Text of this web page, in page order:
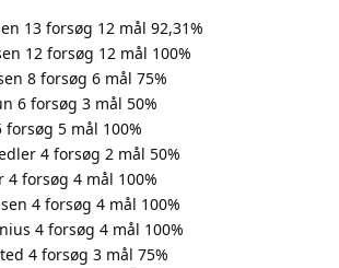
13 forsøg 12 mål 92,31%
12 forsøg 12 mål 100%
8 forsøg 6 mål 75%
6 forsøg 3 mål 50%
forsøg 5 mål 100%
4 forsøg 2 mål 50%
4 forsøg 4 mål 100%
4 forsøg 4 mål 100%
4 forsøg 4 mål 100%
4 forsøg 3 mål 75%